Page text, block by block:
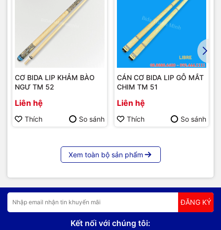
CƠ BIDA LIP KHẢM BÀO
NGƯ TM 52
Liên hệ
Thích So sánh
CÁN CƠ BIDA LIP GỖ MẮT
CHIM TM 51
Liên hệ
Thích So sánh
Xem toàn bộ sản phẩm
ĐĂNG KÝ
Kết nối với chúng tôi: